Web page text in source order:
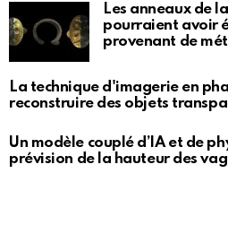
Les anneaux de
pourraient avoir
provenant de
La technique d'imagerie en
reconstruire des objets
Un modèle couplé d’IA et de
prévision de la hauteur des